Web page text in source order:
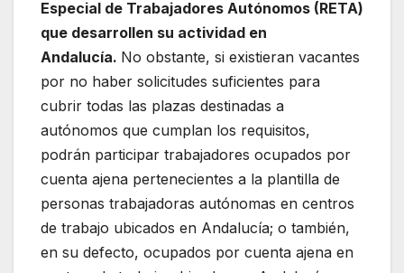
Especial de Trabajadores Autónomos (RETA)
que desarrollen su actividad en
Andalucía. No obstante, si existieran vacantes
por no haber solicitudes suficientes para
cubrir todas las plazas destinadas a
autónomos que cumplan los requisitos,
podrán participar trabajadores ocupados por
cuenta ajena pertenecientes a la plantilla de
personas trabajadoras autónomas en centros
de trabajo ubicados en Andalucía; o también,
en su defecto, ocupados por cuenta ajena en